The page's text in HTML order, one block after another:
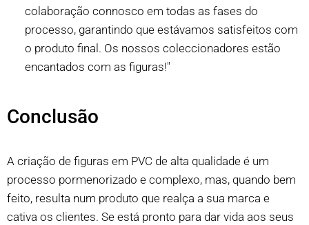
colaboração connosco em todas as fases do
processo, garantindo que estávamos satisfeitos com
o produto final. Os nossos coleccionadores estão
encantados com as figuras!"
Conclusão
A criação de figuras em PVC de alta qualidade é um
processo pormenorizado e complexo, mas, quando bem
feito, resulta num produto que realça a sua marca e
cativa os clientes. Se está pronto para dar vida aos seus